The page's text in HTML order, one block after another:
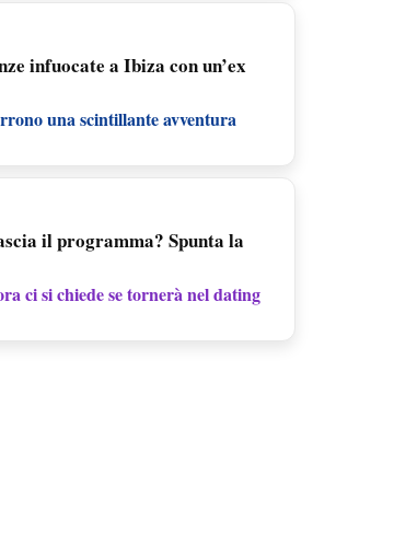
infuocate a Ibiza con un’ex
una scintillante avventura
il programma? Spunta la
ci si chiede se tornerà nel dating